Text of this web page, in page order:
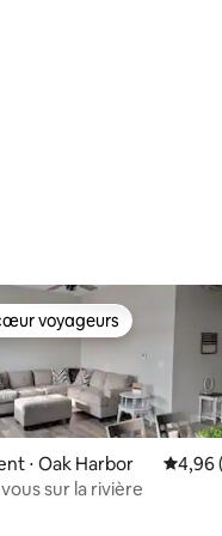
base de 84
voyageurs
voyageurs
⋅ Oak Harbor
4,96
sur la rivière